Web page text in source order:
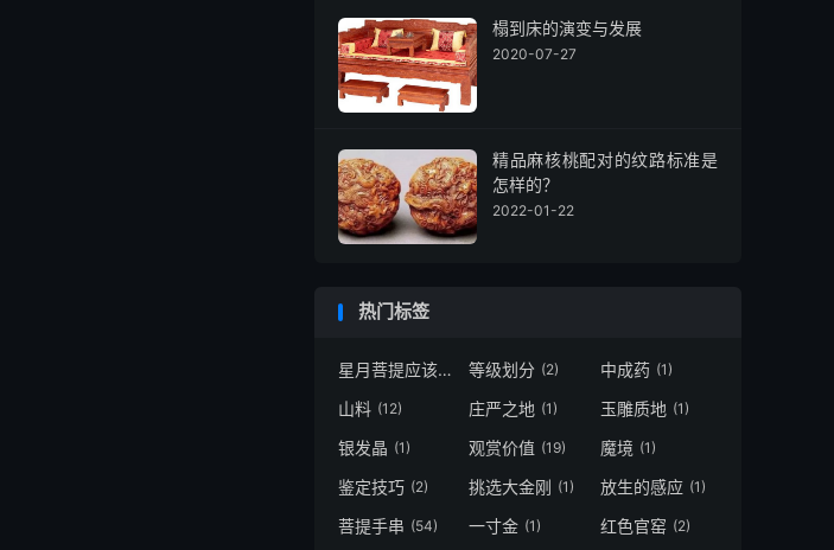
榻到床的演变与发展
2020-07-27
精品麻核桃配对的纹路标准是
怎样的？
2022-01-22
热门标签
星月菩提应该怎样盘玩 (1)
等级划分 (2) 中成药 (1)
山料 (12) 庄严之地 (1) 玉雕质地 (1)
银发晶 (1) 观赏价值 (19) 魔境 (1)
鉴定技巧 (2) 挑选大金刚 (1) 放生的感应 (1)
菩提手串 (54) 一寸金 (1) 红色官窑 (2)